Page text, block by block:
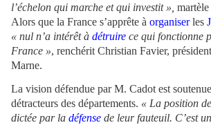
l’échelon qui marche et qui investit »,
Alors que la France s’apprête à organiserles
« nul n’a intérêt à détruire ce qui fonctionne
France », renchérit Christian Favier,
Marne.
La vision défendue par M. Cadot est
détracteurs des départements. « La position
dictée par la défense de leur fauteuil. C’est